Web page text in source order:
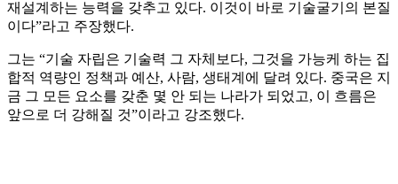
재설계하는 능력을 갖추고 있다. 이것이 바로 기술굴기의 본질
이다”라고 주장했다.
그는 “기술 자립은 기술력 그 자체보다, 그것을 가능케 하는 집
합적 역량인 정책과 예산, 사람, 생태계에 달려 있다. 중국은 지
금 그 모든 요소를 갖춘 몇 안 되는 나라가 되었고, 이 흐름은
앞으로 더 강해질 것”이라고 강조했다.